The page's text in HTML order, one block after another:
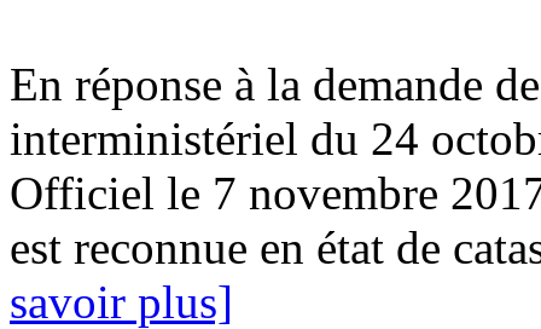
En réponse à la demande
interministériel du 24
Officiel le 7 novembre
est reconnue en état de
savoir plus]